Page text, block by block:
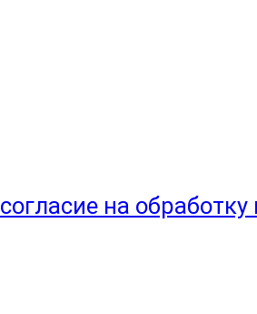
согласие на